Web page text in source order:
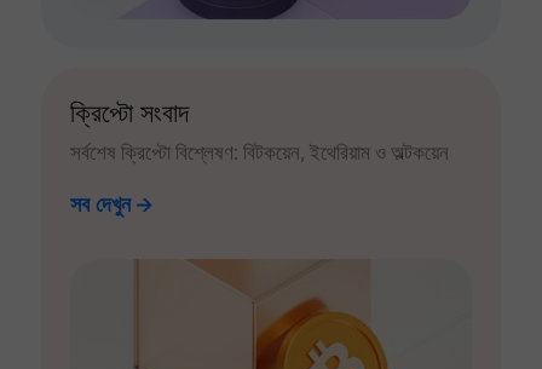
ক্রিপ্টো সংবাদ
সর্বশেষ ক্রিপ্টো বিশ্লেষণ: বিটকয়েন, ইথেরিয়াম ও অল্টকয়েন
সব দেখুন